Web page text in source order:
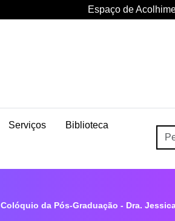
Espaço de
Serviços Biblioteca
Colóquio da Pós-Graduação - Dra.